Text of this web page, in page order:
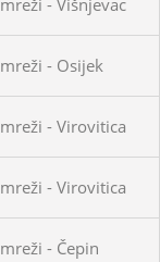
- Osijek
- Virovitica
- Virovitica
- Čepin